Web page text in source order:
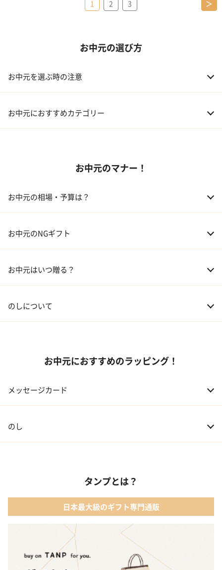
1 2 3 ＞
お中元の選び方
お中元を選ぶ時の注意
お中元におすすめカテゴリー
03 ギフトカタログ
お中元のマナー！
お中元の相場・予算は？
02 兄弟、姉妹 3,000～5,000円
04 会社の上司 5,000円程度
お中元のNGギフト
お中元はいつ贈る？
のしについて
お中元におすすめのラッピング！
メッセージカード
のし
タンプとは？
日本最大級のギフト専門通販